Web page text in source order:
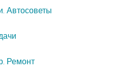
Автосоветы
Ремонт